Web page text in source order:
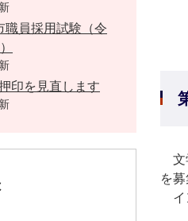
文
を募
イ
職員採用試験（令
印を見直します